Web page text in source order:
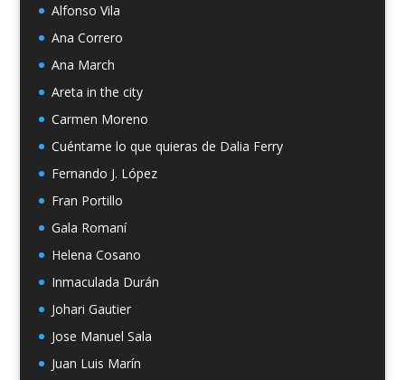
Alfonso Vila
Ana Correro
Ana March
Areta in the city
Carmen Moreno
Cuéntame lo que quieras de Dalia Ferry
Fernando J. López
Fran Portillo
Gala Romaní
Helena Cosano
Inmaculada Durán
Johari Gautier
Jose Manuel Sala
Juan Luis Marín